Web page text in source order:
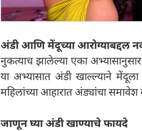
अंडी आणि मेंदूच्या आरोग्याबद्दल
नुकत्याच झालेल्या एका
या अभ्यासात अंडी खाल्ल्याने
महिलांच्या आहारात अंड्यांचा समावेश
जाणून घ्या अंडी खाण्याचे फायदे